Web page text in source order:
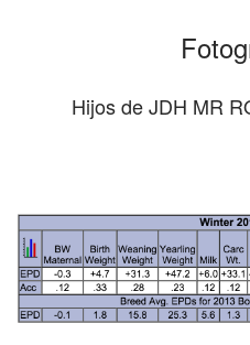
Hijos de JDH MR